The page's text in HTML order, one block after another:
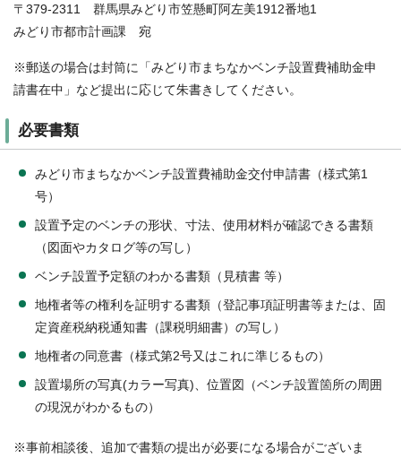
〒379-2311 群馬県みどり市笠懸町阿左美1912番地1
みどり市都市計画課 宛
※郵送の場合は封筒に「みどり市まちなかベンチ設置費補助金申
請書在中」など提出に応じて朱書きしてください。
必要書類
みどり市まちなかベンチ設置費補助金交付申請書（様式第1
号）
設置予定のベンチの形状、寸法、使用材料が確認できる書類
（図面やカタログ等の写し）
ベンチ設置予定額のわかる書類（見積書 等）
地権者等の権利を証明する書類（登記事項証明書等または、固
定資産税納税通知書（課税明細書）の写し）
地権者の同意書（様式第2号又はこれに準じるもの）
設置場所の写真(カラー写真)、位置図（ベンチ設置箇所の周囲
の現況がわかるもの）
※事前相談後、追加で書類の提出が必要になる場合がございま